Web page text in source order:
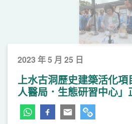
2023 年 5 月 25 日
上水古洞歷史建築活化
人醫局．生態研習中心」